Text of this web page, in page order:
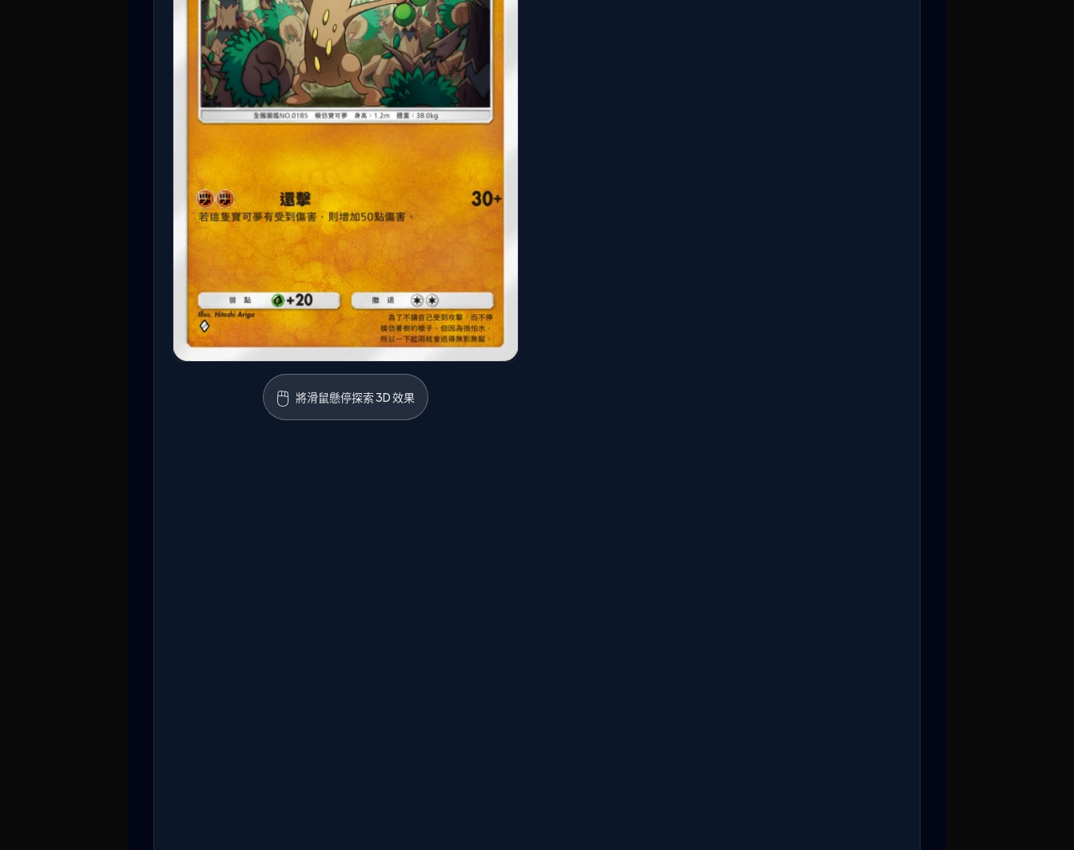
🖱️ 將滑鼠懸停探索 3D 效果